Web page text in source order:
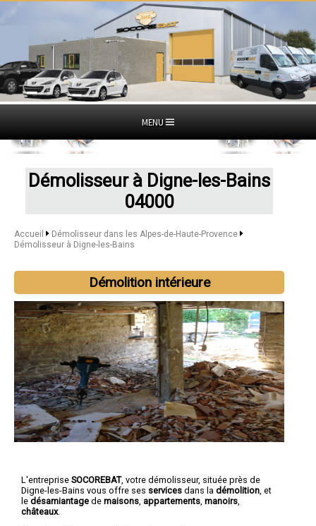
MENU
Démolisseur à Digne-les-Bains
04000
Accueil
Démolisseur dans les Alpes-de-Haute-Provence
Démolisseur à Digne-les-Bains
Démolition intérieure
L'entreprise SOCOREBAT, votre démolisseur, située près de
Digne-les-Bains vous offre ses services dans la démolition , et
le désamiantage de maisons appartements manoirs
châteaux.